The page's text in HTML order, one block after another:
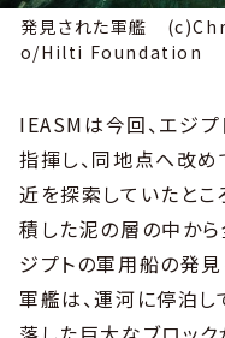
発見された軍艦
o/Hilti Foundation
IEASMは今回、エジ
指揮し、同地点へ改
近を探索していたとこ
積した泥の層の中か
ジプトの軍用船の発
軍艦は、運河に停泊し